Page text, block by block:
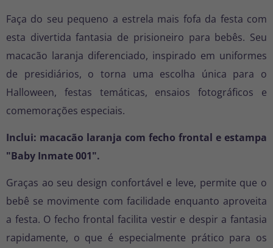
Faça do seu pequeno a estrela mais fofa da festa com
esta divertida fantasia de prisioneiro para bebês. Seu
macacão laranja diferenciado, inspirado em uniformes
de presidiários, o torna uma escolha única para o
Halloween, festas temáticas, ensaios fotográficos e
comemorações especiais.
Inclui: macacão laranja com fecho frontal e estampa
"Baby Inmate 001".
Graças ao seu design confortável e leve, permite que o
bebê se movimente com facilidade enquanto aproveita
a festa. O fecho frontal facilita vestir e despir a fantasia
rapidamente, o que é especialmente prático para os